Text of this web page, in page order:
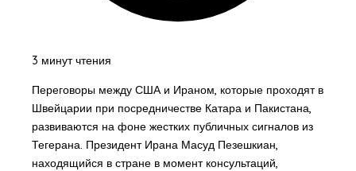
3 минут чтения
Переговоры между США и Ираном, которые проходят в
Швейцарии при посредничестве Катара и Пакистана,
развиваются на фоне жестких публичных сигналов из
Тегерана. Президент Ирана Масуд Пезешкиан,
находящийся в стране в момент консультаций,